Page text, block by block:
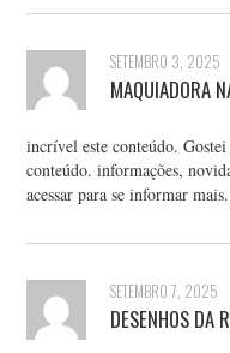
SETEMBRO 3, 2025
MAQUIADORA
incrível este conteúdo.
conteúdo. informações,
acessar para se informar
SETEMBRO 7, 2025
DESENHOS DA